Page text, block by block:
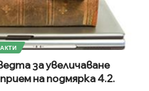
за увеличаване
на подмярка 4.2.